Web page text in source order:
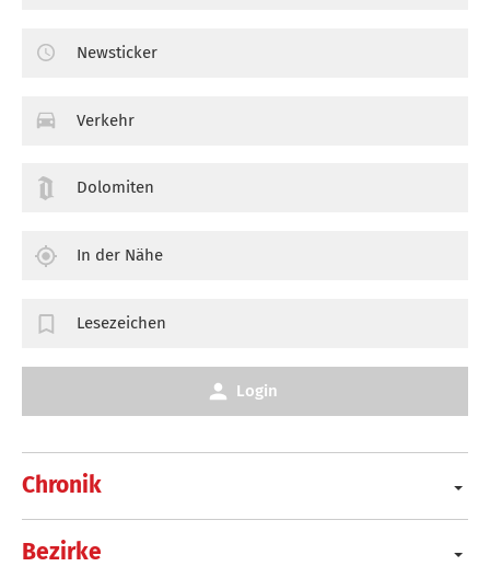
Chronik
Bezirke
Newsticker
Verkehr
Dolomiten
In der Nähe
Lesezeichen
Login